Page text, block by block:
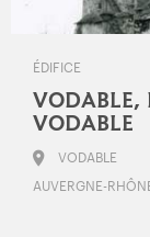
ÉDIFICE
VODABLE,
VODABLE
VODABLE
AUVERGNE-